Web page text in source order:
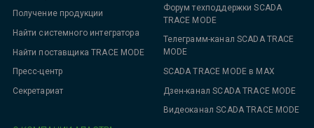
Форум техподдержки SCADA
TRACE MODE
Телеграмм-канал SCADA TRACE
MODE
SCADA TRACE MODE в MAX
Дзен-канал SCADA TRACE MODE
Видеоканал SCADA TRACE MODE
Получение продукции
Найти системного интегратора
Найти поставщика TRACE MODE
Пресс-центр
Секретариат